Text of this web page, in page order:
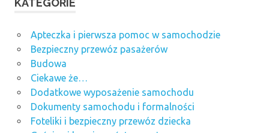
Apteczka i pierwsza pomoc w samochodzie
Bezpieczny przewóz pasażerów
Budowa
Ciekawe że…
Dodatkowe wyposażenie samochodu
Dokumenty samochodu i formalności
Foteliki i bezpieczny przewóz dziecka